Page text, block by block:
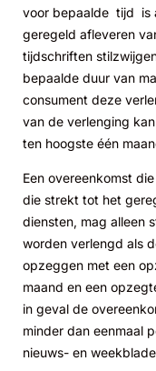
voor bepaalde tijd is
geregeld afleveren
tijdschriften
bepaalde duur van
consument deze
van de verlenging
ten hoogste één
Een overeenkomst
die strekt tot het
diensten, mag alleen
worden verlengd als
opzeggen met een
maand en een
in geval de
minder dan eenmaal
nieuws- en